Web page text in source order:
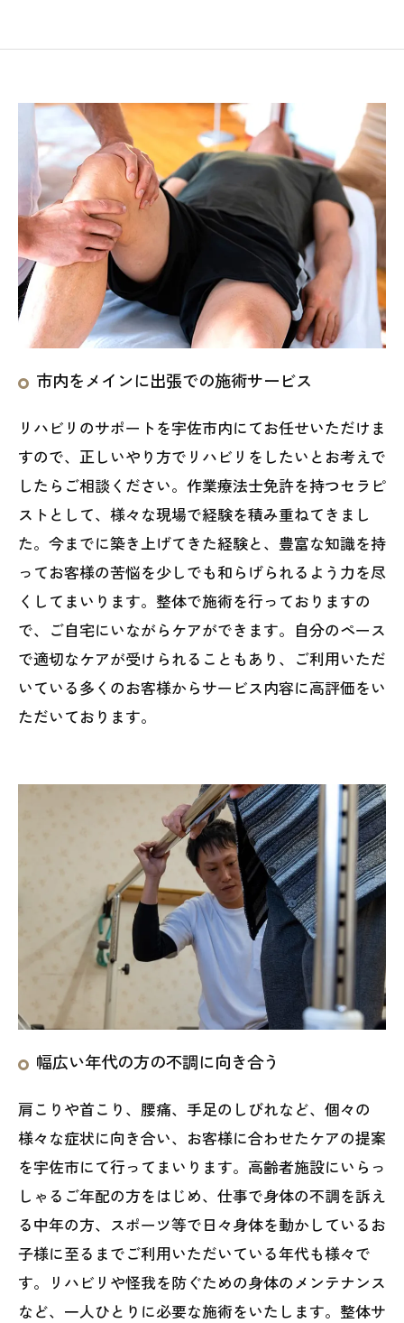
市内をメインに出張での施術サービス
リハビリのサポートを宇佐市内にてお任せいただけま
すので、正しいやり方でリハビリをしたいとお考えで
したらご相談ください。作業療法士免許を持つセラピ
ストとして、様々な現場で経験を積み重ねてきまし
た。今までに築き上げてきた経験と、豊富な知識を持
ってお客様の苦悩を少しでも和らげられるよう力を尽
くしてまいります。整体で施術を行っておりますの
で、ご自宅にいながらケアができます。自分のペース
で適切なケアが受けられることもあり、ご利用いただ
いている多くのお客様からサービス内容に高評価をい
ただいております。
幅広い年代の方の不調に向き合う
肩こりや首こり、腰痛、手足のしびれなど、個々の
様々な症状に向き合い、お客様に合わせたケアの提案
を宇佐市にて行ってまいります。高齢者施設にいらっ
しゃるご年配の方をはじめ、仕事で身体の不調を訴え
る中年の方、スポーツ等で日々身体を動かしているお
子様に至るまでご利用いただいている年代も様々で
す。リハビリや怪我を防ぐための身体のメンテナンス
など、一人ひとりに必要な施術をいたします。整体サ